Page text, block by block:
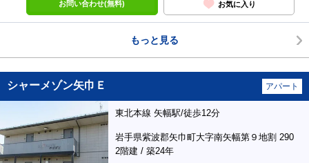
お問い合わせ(無料) お気に入り
もっと見る
シャーメゾン矢巾Ｅ アパート
東北本線 矢幅駅/徒歩12分
岩手県紫波郡矢巾町大字南矢幅第９地割 290
2階建 / 築24年